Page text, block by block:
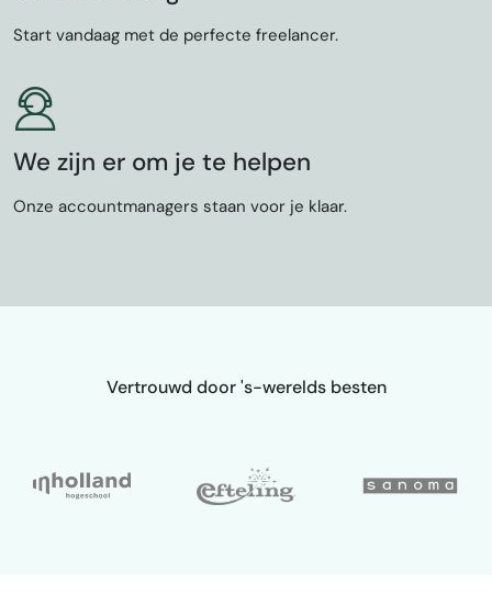
Start vandaag met de perfecte freelancer.
We zijn er om je te helpen
Onze accountmanagers staan voor je klaar.
Vertrouwd door 's-werelds besten